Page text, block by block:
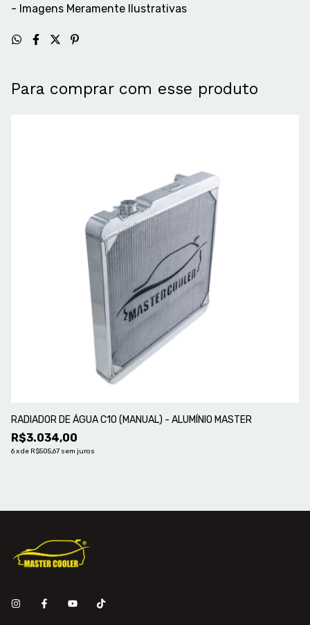
- Imagens Meramente Ilustrativas
Para comprar com esse produto
RADIADOR DE ÁGUA C10 (MANUAL) - ALUMÍNIO MASTER
R$3.034,00
6xde R$505,67 sem juros